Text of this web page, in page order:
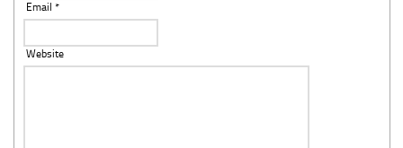
Email *
Website